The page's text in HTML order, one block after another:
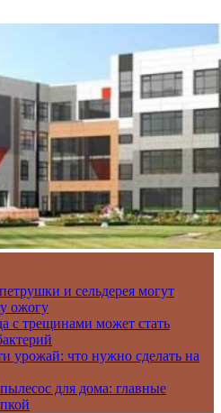
и сельдерея могут
ожогу
с трещинами может стать
урожай: что нужно сделать на
для дома: главные